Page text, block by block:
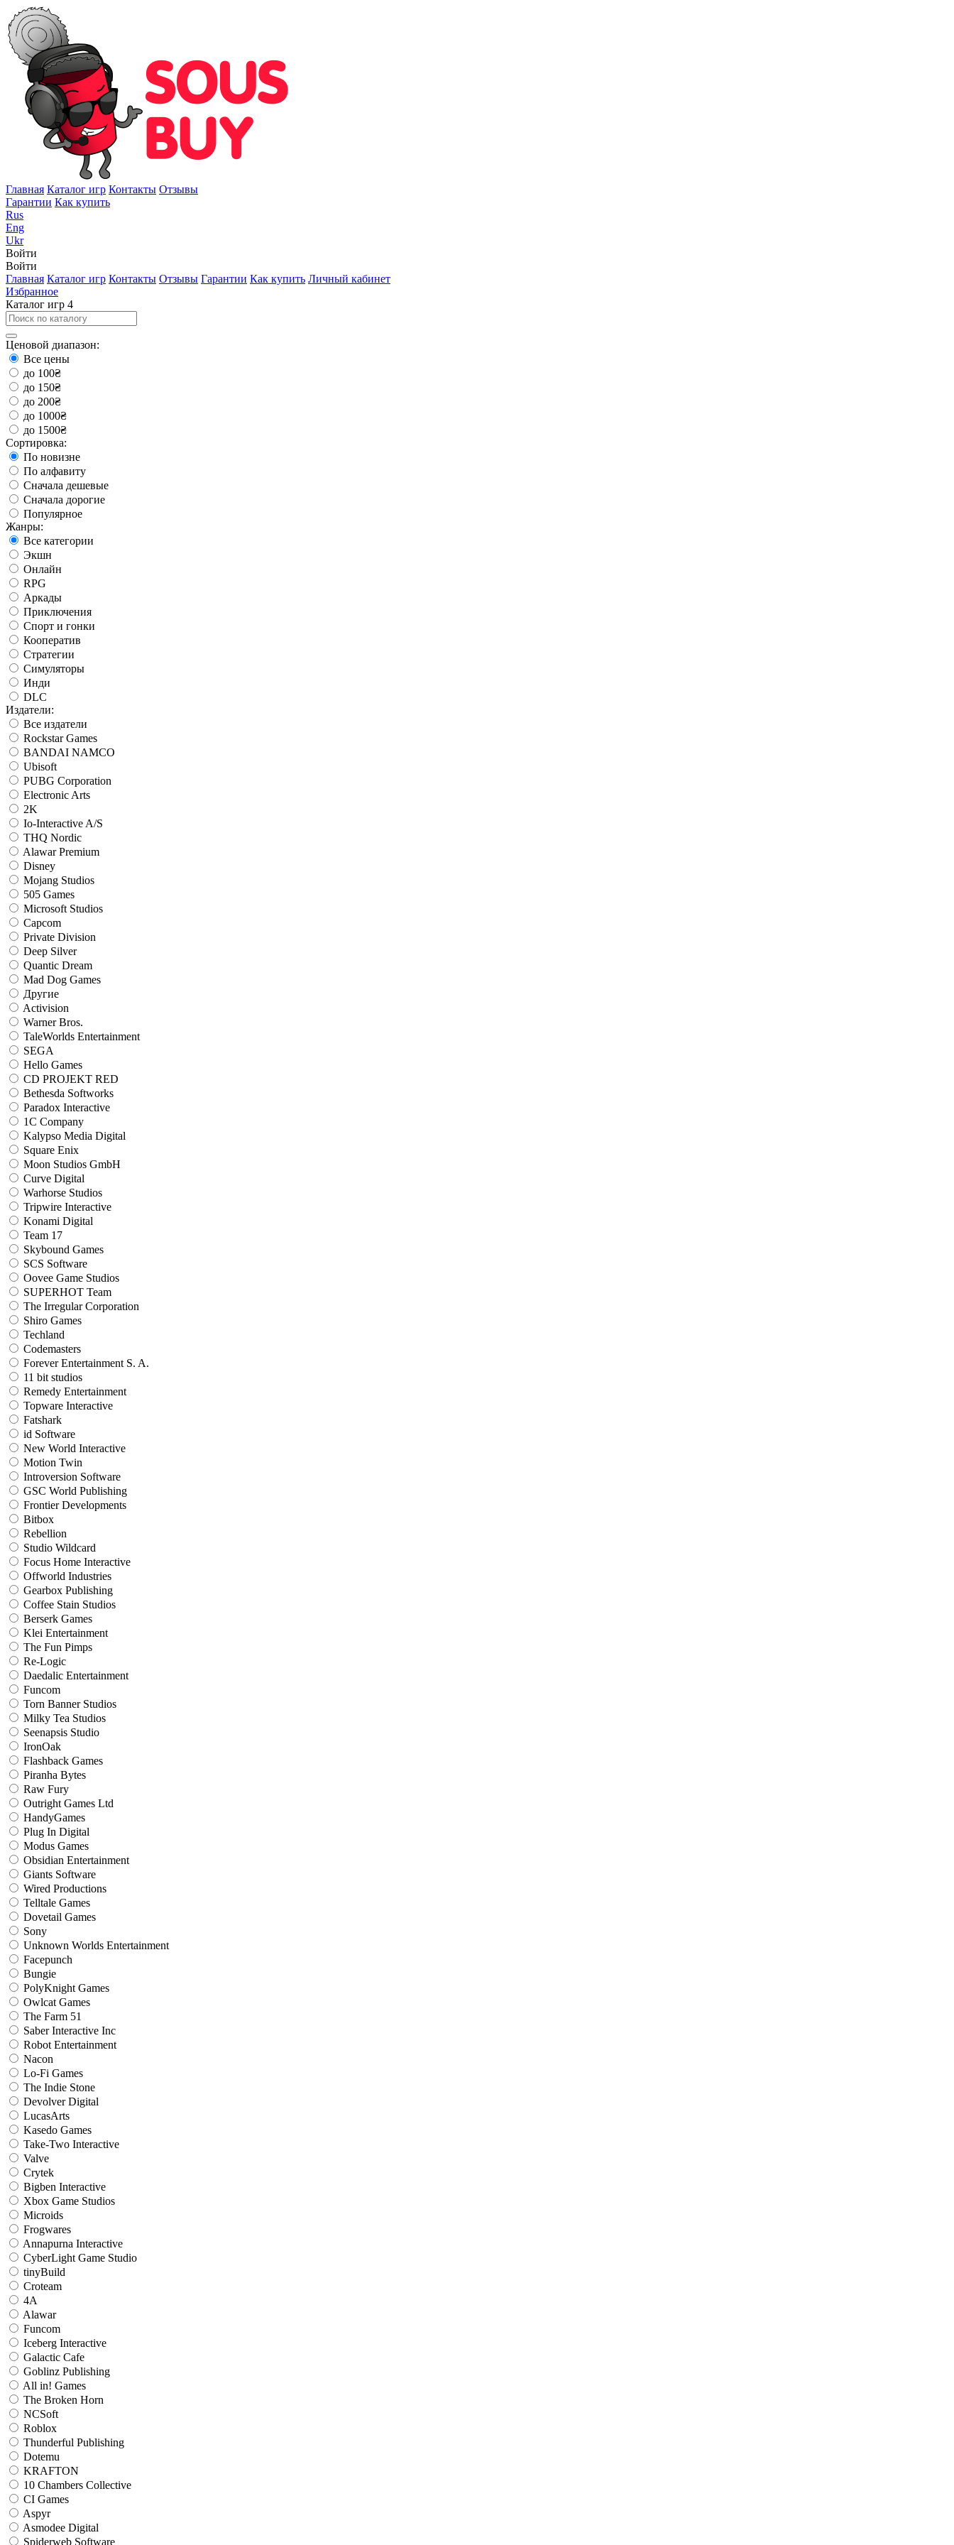
Главная Каталог игр Контакты Отзывы
Гарантии Как купить
Rus
Eng
Ukr
Войти
Войти
Главная Каталог игр Контакты Отзывы Гарантии Как купить Личный кабинет
Избранное
Каталог игр 4
Ценовой диапазон:
Все цены
до 100₴
до 150₴
до 200₴
до 1000₴
до 1500₴
Сортировка:
По новизне
По алфавиту
Сначала дешевые
Сначала дорогие
Популярное
Жанры:
Все категории
Экшн
Онлайн
RPG
Аркады
Приключения
Спорт и гонки
Кооператив
Стратегии
Симуляторы
Инди
DLC
Издатели:
Все издатели
Rockstar Games
BANDAI NAMCO
Ubisoft
PUBG Corporation
Electronic Arts
2K
Io-Interactive A/S
THQ Nordic
Alawar Premium
Disney
Mojang Studios
505 Games
Microsoft Studios
Capcom
Private Division
Deep Silver
Quantic Dream
Mad Dog Games
Другие
Activision
Warner Bros.
TaleWorlds Entertainment
SEGA
Hello Games
CD PROJEKT RED
Bethesda Softworks
Paradox Interactive
1C Company
Kalypso Media Digital
Square Enix
Moon Studios GmbH
Curve Digital
Warhorse Studios
Tripwire Interactive
Konami Digital
Team 17
Skybound Games
SCS Software
Oovee Game Studios
SUPERHOT Team
The Irregular Corporation
Shiro Games
Techland
Codemasters
Forever Entertainment S. A.
11 bit studios
Remedy Entertainment
Topware Interactive
Fatshark
id Software
New World Interactive
Motion Twin
Introversion Software
GSC World Publishing
Frontier Developments
Bitbox
Rebellion
Studio Wildcard
Focus Home Interactive
Offworld Industries
Gearbox Publishing
Coffee Stain Studios
Berserk Games
Klei Entertainment
The Fun Pimps
Re-Logic
Daedalic Entertainment
Funcom
Torn Banner Studios
Milky Tea Studios
Seenapsis Studio
IronOak
Flashback Games
Piranha Bytes
Raw Fury
Outright Games Ltd
HandyGames
Plug In Digital
Modus Games
Obsidian Entertainment
Giants Software
Wired Productions
Telltale Games
Dovetail Games
Sony
Unknown Worlds Entertainment
Facepunch
Bungie
PolyKnight Games
Owlcat Games
The Farm 51
Saber Interactive Inc
Robot Entertainment
Nacon
Lo-Fi Games
The Indie Stone
Devolver Digital
LucasArts
Kasedo Games
Take-Two Interactive
Valve
Crytek
Bigben Interactive
Xbox Game Studios
Microids
Frogwares
Annapurna Interactive
CyberLight Game Studio
tinyBuild
Croteam
4A
Alawar
Funcom
Iceberg Interactive
Galactic Cafe
Goblinz Publishing
All in! Games
The Broken Horn
NCSoft
Roblox
Thunderful Publishing
Dotemu
KRAFTON
10 Chambers Collective
CI Games
Aspyr
Asmodee Digital
Spiderweb Software